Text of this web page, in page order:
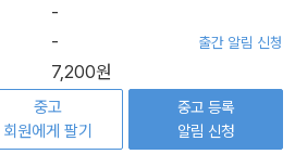
-
- 출간 알림 신청
7,200원
중고
회원에게 팔기
중고 등록
알림 신청